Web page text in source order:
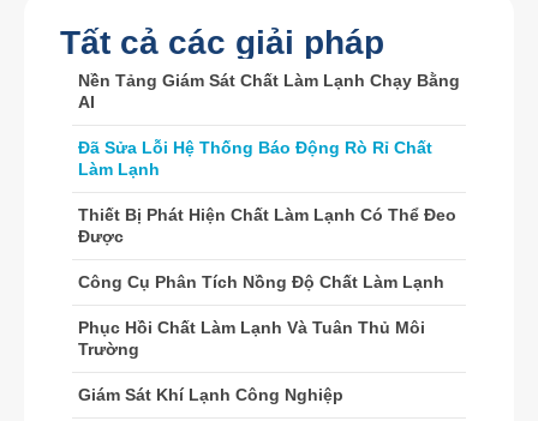
Tất cả các giải pháp
Nền Tảng Giám Sát Chất Làm Lạnh Chạy Bằng
AI
Đã Sửa Lỗi Hệ Thống Báo Động Rò Rỉ Chất
Làm Lạnh
Thiết Bị Phát Hiện Chất Làm Lạnh Có Thể Đeo
Được
Công Cụ Phân Tích Nồng Độ Chất Làm Lạnh
Phục Hồi Chất Làm Lạnh Và Tuân Thủ Môi
Trường
Giám Sát Khí Lạnh Công Nghiệp
Sản phẩm nóng
Cảm biến R454B
Cảm biến R32
Cảm biến R410